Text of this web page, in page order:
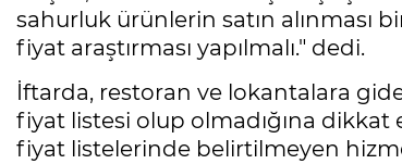
sahurluk ürünlerin satın alınması
fiyat araştırması yapılmalı." dedi.
İftarda, restoran ve lokantalara
fiyat listesi olup olmadığına
fiyat listelerinde belirtilmeyen